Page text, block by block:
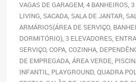
VAGAS DE GARAGEM, 4 BANHEIROS,
LIVING, SACADA, SALA DE JANTAR,
ARMÁRIOS(ÁREA DE SERVIÇO,
DORMITÓRIO), 3 ELEVADORES,
SERVIÇO, COPA, COZINHA,
DE EMPREGADA, ÁREA VERDE,
INFANTIL, PLAYGROUND, QUADRA